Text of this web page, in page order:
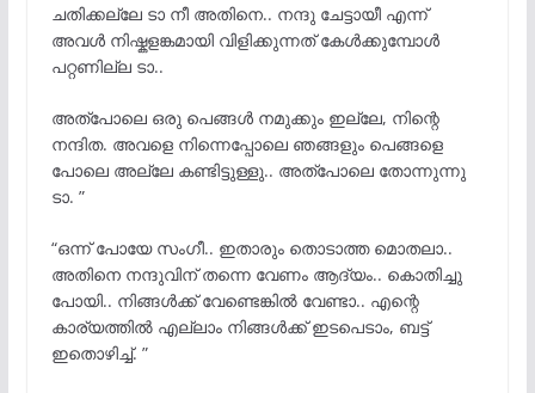
ചതിക്കല്ലേ ടാ നീ അതിനെ.. നന്ദു ചേട്ടായീ എന്ന്
അവൾ നിഷ്കളങ്കമായി വിളിക്കുന്നത് കേൾക്കുമ്പോൾ
പറ്റണില്ല ടാ..
അത്പോലെ ഒരു പെങ്ങൾ നമുക്കും ഇല്ലേ, നിന്റെ
നന്ദിത. അവളെ നിന്നെപ്പോലെ ഞങ്ങളും പെങ്ങളെ
പോലെ അല്ലേ കണ്ടിട്ടുള്ളു.. അത്പോലെ തോന്നുന്നു
ടാ. ”
“ഒന്ന് പോയേ സംഗീ.. ഇതാരും തൊടാത്ത മൊതലാ..
അതിനെ നന്ദുവിന്‌ തന്നെ വേണം ആദ്യം.. കൊതിച്ചു
പോയി.. നിങ്ങൾക്ക് വേണ്ടെങ്കിൽ വേണ്ടാ.. എന്റെ
കാര്യത്തിൽ എല്ലാം നിങ്ങൾക്ക് ഇടപെടാം, ബട്ട്‌
ഇതൊഴിച്ച്. ”